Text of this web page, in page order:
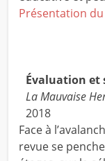
Présentation du
Évaluation et
La Mauvaise
2018
Face à
revue se